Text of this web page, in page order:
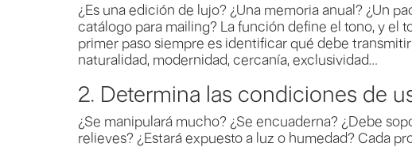
¿Es una edición de lujo? ¿Una memoria anual? ¿Un
catálogo para mailing? La función define el tono, y el
primer paso siempre es identificar qué debe
naturalidad, modernidad, cercanía, exclusividad…
2. Determina las condiciones de
¿Se manipulará mucho? ¿Se encuaderna? ¿Debe
relieves? ¿Estará expuesto a luz o humedad? Cada